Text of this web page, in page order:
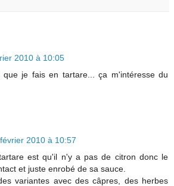
2010 à 10:05
je fais en tartare... ça m'intéresse du
2010 à 10:57
est qu'il n'y a pas de citron donc le
et juste enrobé de sa sauce.
variantes avec des câpres, des herbes